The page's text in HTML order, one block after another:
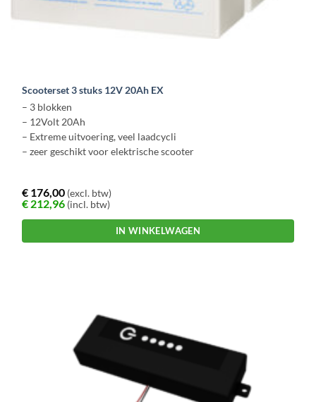
Scooterset 3 stuks 12V 20Ah EX
– 3 blokken
– 12Volt 20Ah
– Extreme uitvoering, veel laadcycli
– zeer geschikt voor elektrische scooter
€ 176,00 (excl. btw)
€ 212,96 (incl. btw)
IN WINKELWAGEN